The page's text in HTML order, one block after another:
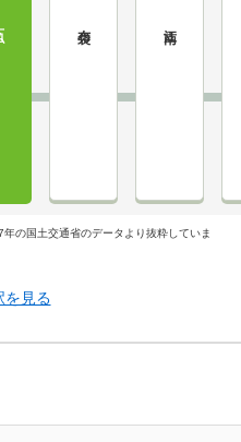
の国土交通省のデータより抜粋していま
を見る